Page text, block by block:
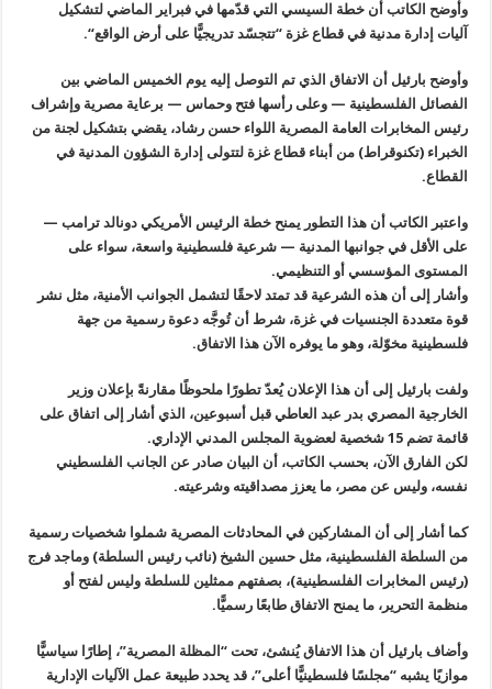
وأوضح الكاتب أن خطة السيسي التي قدّمها في فبراير الماضي لتشكيل
آليات إدارة مدنية في قطاع غزة “تتجسّد تدريجيًّا على أرض الواقع“.
وأوضح بارئيل أن الاتفاق الذي تم التوصل إليه يوم الخميس الماضي بين
الفصائل الفلسطينية — وعلى رأسها فتح وحماس — برعاية مصرية وإشراف
رئيس المخابرات العامة المصرية اللواء حسن رشاد، يقضي بتشكيل لجنة من
الخبراء (تكنوقراط)من أبناء قطاع غزة لتتولى إدارة الشؤون المدنية في
القطاع.
واعتبر
الكاتب أن هذا التطور يمنح خطة الرئيس الأمريكي دونالد ترامب —
على الأقل في جوانبها المدنية — شرعية فلسطينية واسعة، سواء على
المستوى المؤسسي أو التنظيمي.
وأشار إلى أن هذه الشرعية قد تمتد لاحقًا لتشمل الجوانب الأمنية، مثل نشر
قوة متعددة الجنسيات في غزة، شرط أن تُوجَّه دعوة رسمية من جهة
فلسطينية مخوّلة، وهو ما يوفره الآن هذا الاتفاق.
ولفت بارئيل إلى أن هذا الإعلان يُعدّ تطورًا ملحوظًا مقارنةً بإعلان وزير
الخارجية المصري بدر عبد العاطي قبل أسبوعين، الذي أشار إلى اتفاق على
قائمة تضم 15 شخصية لعضوية المجلس المدني الإداري
.
لكن الفارق الآن، بحسب الكاتب، أن البيان صادر عن الجانب الفلسطيني
نفسه، وليس عن مصر، ما يعزز مصداقيته وشرعيته.
كما أشار إلى أن المشاركين في المحادثات المصرية شملوا شخصيات رسمية
من السلطة الفلسطينية، مثل حسين الشيخ (نائب رئيس السلطة) وماجد فرج
(رئيس المخابرات الفلسطينية)، بصفتهم ممثلين للسلطة وليس لفتح أو
منظمة التحرير، ما يمنح الاتفاق طابعًا رسميًّا.
وأضاف بارئيل أن هذا الاتفاق يُنشئ، تحت “المظلة المصرية”، إطارًا
سياسيًّا
موازيًا يشبه “مجلسًا فلسطينيًّا أعلى”، قد يحدد طبيعة عمل الآليات الإدارية